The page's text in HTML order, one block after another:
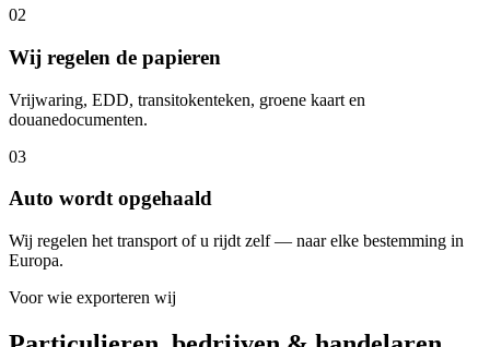
02
Wij regelen de papieren
Vrijwaring, EDD, transitokenteken, groene kaart en
douanedocumenten.
03
Auto wordt opgehaald
Wij regelen het transport of u rijdt zelf — naar elke bestemming in
Europa.
Voor wie exporteren wij